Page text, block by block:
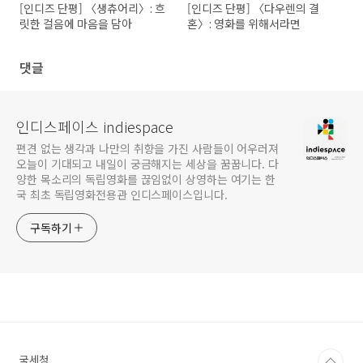
[인디즈 단평] 〈생츄어리〉: 흐
릿한 걸음에 마음을 담아
[인디즈 단평] 〈다우렌의 결
혼〉: 영화를 위해서라면
댓글
인디스페이스 indiespace
편견 없는 생각과 나만의 취향을 가진 사람들이 어우러져
오늘이 기대되고 내일이 궁금해지는 세상을 꿈꿉니다. 다
양한 목소리의 독립영화를 끊임없이 상영하는 여기는 한
국 최초 독립영화전용관 인디스페이스입니다.
구독하기
국세청